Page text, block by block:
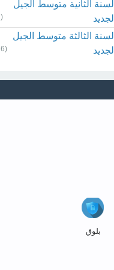
السنة الثانية متوسط الجيل
الجديد
(62)
السنة الثالثة متوسط الجيل
الجديد
(776)